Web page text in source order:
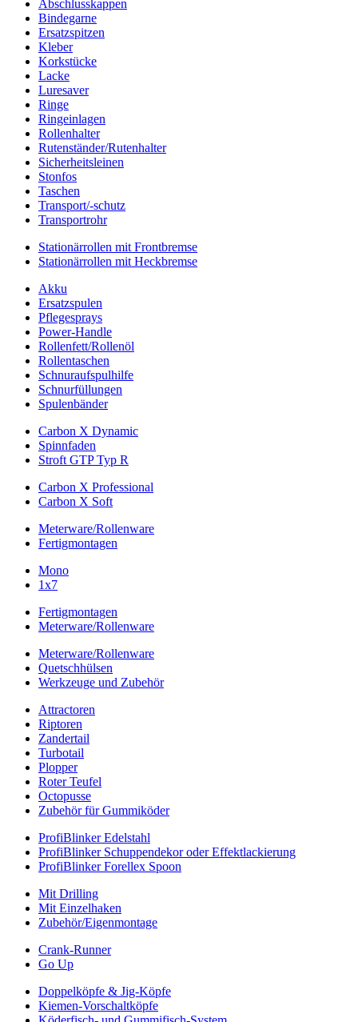
Abschlusskappen
Bindegarne
Ersatzspitzen
Kleber
Korkstücke
Lacke
Luresaver
Ringe
Ringeinlagen
Rollenhalter
Rutenständer/Rutenhalter
Sicherheitsleinen
Stonfos
Taschen
Transport/-schutz
Transportrohr
Stationärrollen mit Frontbremse
Stationärrollen mit Heckbremse
Akku
Ersatzspulen
Pflegesprays
Power-Handle
Rollenfett/Rollenöl
Rollentaschen
Schnuraufspulhilfe
Schnurfüllungen
Spulenbänder
Carbon X Dynamic
Spinnfaden
Stroft GTP Typ R
Carbon X Professional
Carbon X Soft
Meterware/Rollenware
Fertigmontagen
Mono
1x7
Fertigmontagen
Meterware/Rollenware
Meterware/Rollenware
Quetschhülsen
Werkzeuge und Zubehör
Attractoren
Riptoren
Zandertail
Turbotail
Plopper
Roter Teufel
Octopusse
Zubehör für Gummiköder
ProfiBlinker Edelstahl
ProfiBlinker Schuppendekor oder Effektlackierung
ProfiBlinker Forellex Spoon
Mit Drilling
Mit Einzelhaken
Zubehör/Eigenmontage
Crank-Runner
Go Up
Doppelköpfe & Jig-Köpfe
Kiemen-Vorschaltköpfe